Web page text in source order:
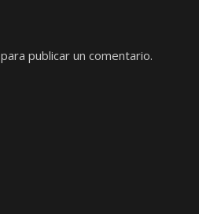
para publicar un comentario.